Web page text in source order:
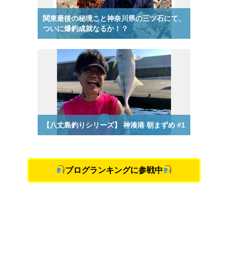
ブログランキングに参戦中